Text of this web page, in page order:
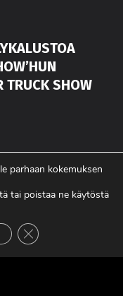
TRUCK SHOW
MATEKON
parhaan kokemuksen
tai poistaa ne käytöstä
Sulje evästebanneri